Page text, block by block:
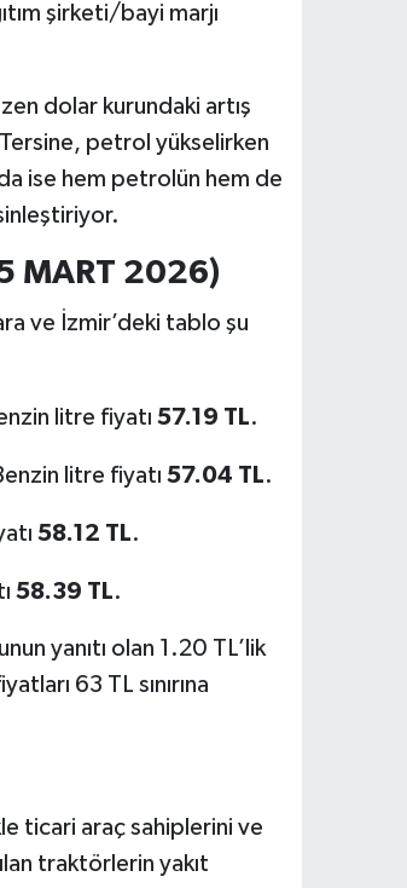
şirketi/bayi marjı
dolar kurundaki artış
petrol yükselirken
ise hem petrolün hem de
MART 2026)
ve İzmir’deki tablo şu
litre fiyatı 57.19 TL.
litre fiyatı 57.04 TL.
58.12 TL.
58.39 TL.
yanıtı olan 1.20 TL’lik
63 TL sınırına
ticari araç sahiplerini ve
traktörlerin yakıt